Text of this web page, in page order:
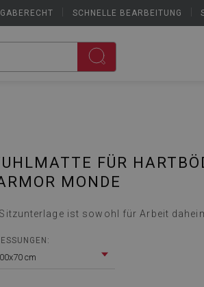
SCHNELLE BEARBEITUNG
FÜR
MONDE
ist sowohl für Arbeit
cm